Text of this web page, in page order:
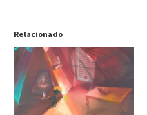
Relacionado